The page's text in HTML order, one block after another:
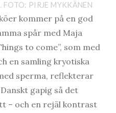
PIRJE MYKKÄNEN
kommer på en god
spår med Maja
to come”, som med
en samling kryotiska
sperma, reflekterar
gapig så det
– och en rejäl kontrast